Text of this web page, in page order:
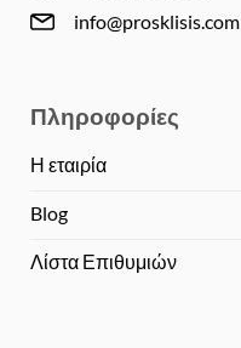
info@prosklisis.com
Πληροφορίες
Η εταιρία
Blog
Λίστα Επιθυμιών